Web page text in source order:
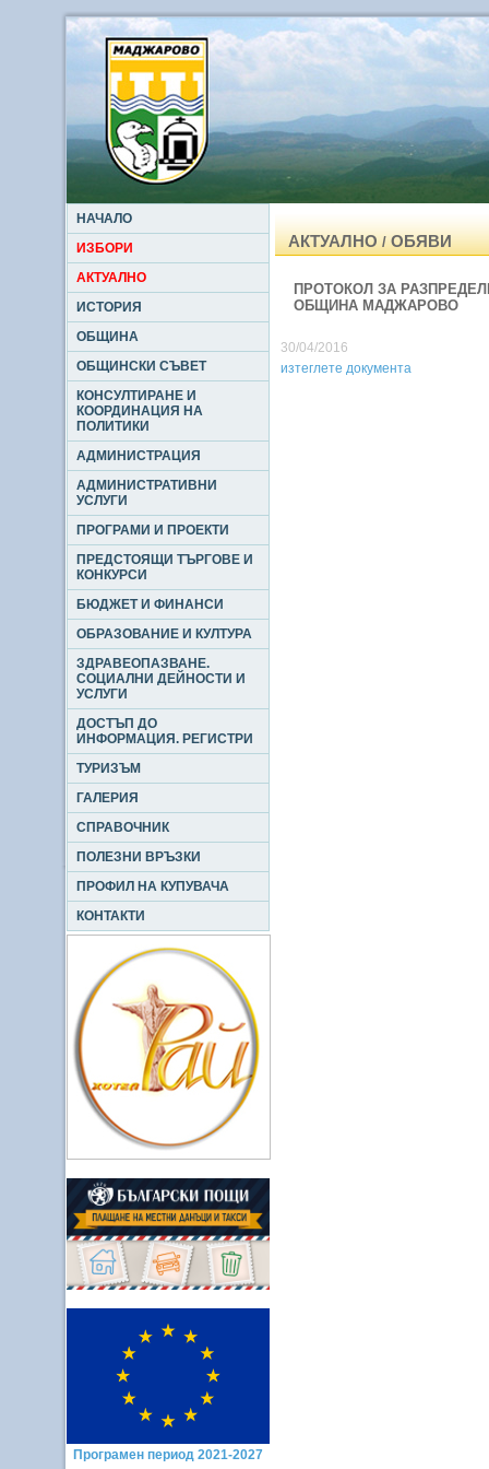
НАЧАЛО
ИЗБОРИ
АКТУАЛНО
ИСТОРИЯ
ОБЩИНА
ОБЩИНСКИ СЪВЕТ
КОНСУЛТИРАНЕ И
КООРДИНАЦИЯ НА
ПОЛИТИКИ
АДМИНИСТРАЦИЯ
АДМИНИСТРАТИВНИ
УСЛУГИ
ПРОГРАМИ И ПРОЕКТИ
ПРЕДСТОЯЩИ ТЪРГОВЕ И
КОНКУРСИ
БЮДЖЕТ И ФИНАНСИ
ОБРАЗОВАНИЕ И КУЛТУРА
ЗДРАВЕОПАЗВАНЕ.
СОЦИАЛНИ ДЕЙНОСТИ И
УСЛУГИ
ДОСТЪП ДО
ИНФОРМАЦИЯ. РЕГИСТРИ
ТУРИЗЪМ
ГАЛЕРИЯ
СПРАВОЧНИК
ПОЛЕЗНИ ВРЪЗКИ
ПРОФИЛ НА КУПУВАЧА
КОНТАКТИ
Програмен период 2021-2027
АКТУАЛНО/ОБЯВИ
ПРОТОКОЛ ЗА
ОБЩИНА МАДЖАРОВО
30/04/2016
изтеглете документа